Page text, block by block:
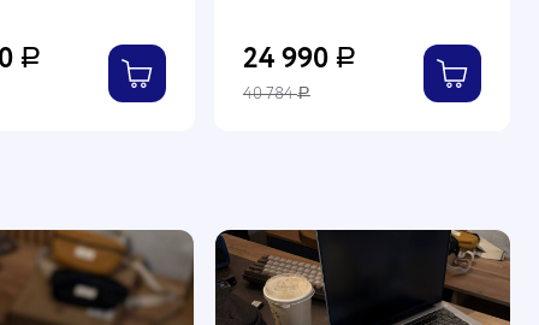
Р 24 990 Р
40 784Р